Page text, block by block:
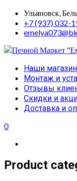
Skip
content
Ульяновск,
+7 (937) 032-
Primary
Menu
Наши
Монтаж и
Отзывы
Скидки и
Доставка и
0
Product